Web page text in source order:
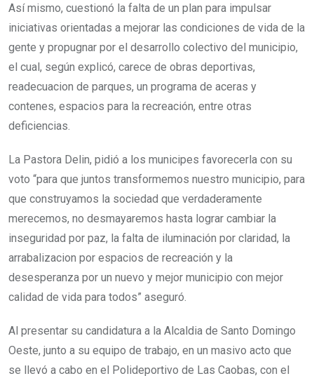
Así mismo, cuestionó la falta de un plan para impulsar
iniciativas orientadas a mejorar las condiciones de vida de la
gente y propugnar por el desarrollo colectivo del municipio,
el cual, según explicó, carece de obras deportivas,
readecuacion de parques, un programa de aceras y
contenes, espacios para la recreación, entre otras
deficiencias.
La Pastora Delin, pidió a los municipes favorecerla con su
voto “para que juntos transformemos nuestro municipio, para
que construyamos la sociedad que verdaderamente
merecemos, no desmayaremos hasta lograr cambiar la
inseguridad por paz, la falta de iluminación por claridad, la
arrabalizacion por espacios de recreación y la
desesperanza por un nuevo y mejor municipio con mejor
calidad de vida para todos” aseguró.
Al presentar su candidatura a la Alcaldia de Santo Domingo
Oeste, junto a su equipo de trabajo, en un masivo acto que
se llevó a cabo en el Polideportivo de Las Caobas, con el